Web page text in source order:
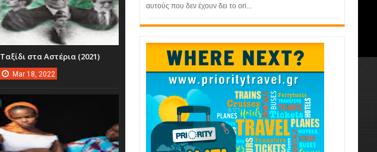
αυτούς που δεν έχουν δει το ori...
Ταξίδι στα Αστέρια (2021)
Mar 18, 2022